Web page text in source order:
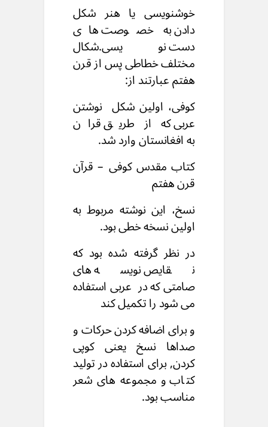
خوشنویسی یا هنر شکل
دادن به خصوصت های
دست نویسی.شکال
مختلف خطاطی پس از قرن
هفتم عبارتند از:
کوفی، اولین شکل نوشتن
عربی که از طریق قران
بهافغانستان وارد شد.
کتاب مقدس کوفی – قرآن
قرن هفتم
نسخ، این نوشته مربوط به
اولین نسخه خطی بود.
در نظر گرفته شده بود که
نقایص نویسه های
صامتیکه در عربی استفاده
می شود را تکمیل کند
و برای اضافه کردن حرکات و
صداها نسخ یعنی کوپی
کردن,برای استفاده در تولید
کتابو مجموعه های شعر
مناسب بود.